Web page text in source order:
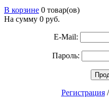
В корзине 0 товар(ов)
На сумму 0 руб.
E-Mail:
Пароль:
Регистрация/